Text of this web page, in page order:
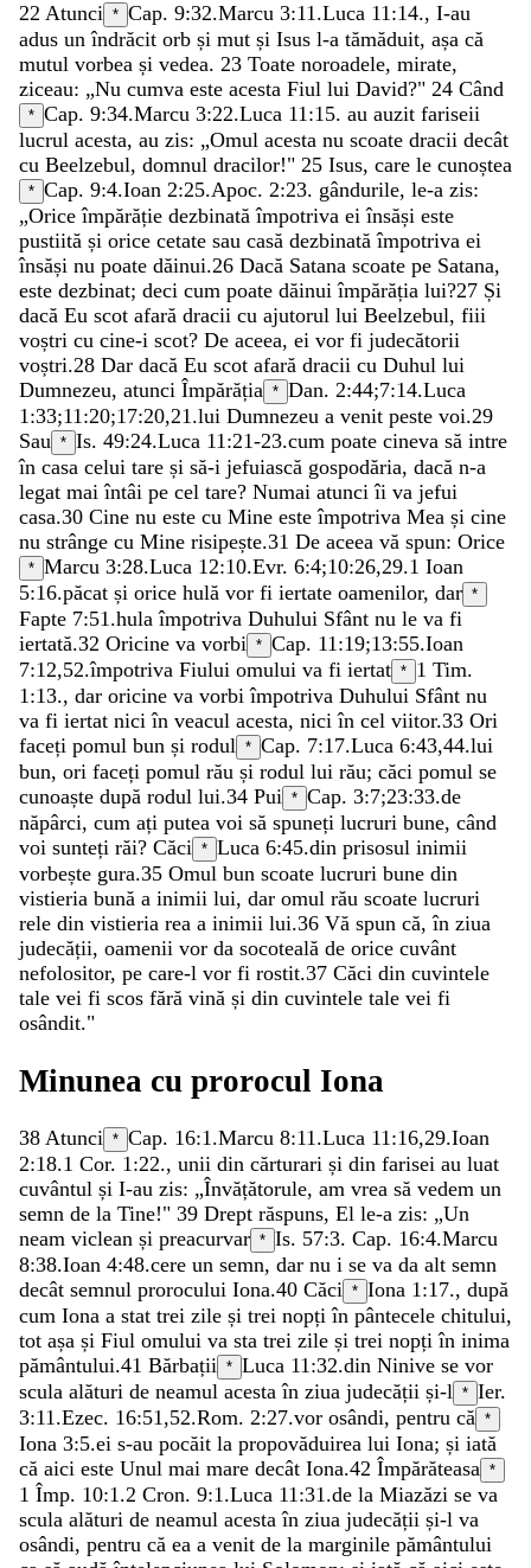
22 Atunci * Cap. 9:32.Marcu 3:11.Luca 11:14., I-au
adus unîndrăcit orb și mut și Isus l-a tămăduit, așa că
mutul vorbea și vedea. 23 Toate noroadele, mirate,
ziceau: „Nu cumva este acesta Fiul lui David?" 24 Când
* Cap. 9:34.Marcu 3:22.Luca 11:15. au auzit fariseii
lucrul acesta, au zis: „Omul acesta nu scoate dracii decât
cu Beelzebul, domnul dracilor!" 25 Isus, care le cunoștea
* Cap. 9:4.Ioan 2:25.Apoc. 2:23. gândurile, le-a zis:
„Oriceîmpărăție dezbinatăîmpotriva eiînsăși este
pustiită și orice cetate sau casă dezbinatăîmpotriva ei
însăși nu poate dăinui.26 Dacă Satana scoate pe Satana,
este dezbinat; deci cum poate dăinuiîmpărăția lui?27 Și
dacă Eu scot afară dracii cu ajutorul lui Beelzebul, fiii
voștri cu cine-i scot? De aceea, ei vor fi judecătorii
voștri.28 Dar dacă Eu scot afară dracii cu Duhul lui
Dumnezeu, atunci Împărăția * Dan. 2:44;7:14.Luca
1:33;11:20;17:20,21.lui Dumnezeu a venit peste voi.29
Sau * Is. 49:24.Luca 11:21-23.cum poate cineva să intre
în casa celui tare și să-i jefuiască gospodăria, dacă n-a
legat maiîntâi pe cel tare? Numai atunciîi va jefui
casa.30 Cine nu este cu Mine esteîmpotriva Mea și cine
nu strânge cu Mine risipește.31 De aceea vă spun: Orice
* Marcu 3:28.Luca 12:10.Evr. 6:4;10:26,29.1 Ioan
5:16.păcat și orice hulă vor fi iertate oamenilor, dar *
Fapte 7:51.hulaîmpotriva Duhului Sfânt nu le va fi
iertată.32 Oricine va vorbi * Cap. 11:19;13:55.Ioan
7:12,52.împotriva Fiului omului va fi iertat * 1 Tim.
1:13., dar oricine va vorbiîmpotriva Duhului Sfânt nu
va fi iertat niciîn veacul acesta, niciîn cel viitor.33 Ori
faceți pomul bun și rodul * Cap. 7:17.Luca 6:43,44.lui
bun, ori faceți pomul rău și rodul lui rău; căci pomul se
cunoaște după rodul lui.34 Pui * Cap. 3:7;23:33.de
năpârci, cum ați putea voi să spuneți lucruri bune, când
voi sunteți răi? Căci * Luca 6:45.din prisosul inimii
vorbește gura.35 Omul bun scoate lucruri bune din
vistieria bună a inimii lui, dar omul rău scoate lucruri
rele din vistieria rea a inimii lui.36 Vă spun că,în ziua
judecății, oamenii vor da socoteală de orice cuvânt
nefolositor, pe care-l vor fi rostit.37 Căci din cuvintele
tale vei fi scos fără vină și din cuvintele tale vei fi
osândit."
Minunea cu prorocul Iona
38 Atunci * Cap. 16:1.Marcu 8:11 .Luca 11:16,29.Ioan
2:18.1 Cor. 1:22., unii din cărturari și din farisei au luat
cuvântul și I-au zis: „Învățătorule, am vrea să vedem un
semn de la Tine!" 39 Drept răspuns, El le-a zis: „Un
neam viclean și preacurvar * Is. 57:3. Cap. 16:4.Marcu
8:38.Ioan 4:48.cere un semn, dar nu i se va da alt semn
decât semnul prorocului Iona.40 Căci * Iona 1:17., după
cum Iona a stat trei zile și trei nopțiîn pântecele chitului,
tot așa și Fiul omului va sta trei zile și trei nopțiîn inima
pământului.41 Bărbații * Luca 11:32.din Ninive se vor
scula alături de neamul acestaîn ziua judecății și-l * Ier.
3:11 .Ezec. 16:51 ,52.Rom. 2:27.vor osândi, pentru că *
Iona 3:5.ei s-au pocăit la propovăduirea lui Iona; și iată
că aici este Unul mai mare decât Iona.42 Împărăteasa *
1 Împ. 10:1 .2 Cron. 9:1 .Luca 11:31 .de la Miazăzi se va
scula alături de neamul acestaîn ziua judecății și-l va
osândi, pentru că ea a venit de la marginile pământului